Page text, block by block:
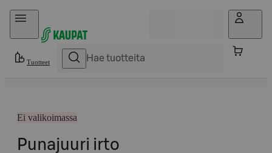
Hyppää sisältöön
Tuotteet
Ei valikoimassa
Punajuuri irto